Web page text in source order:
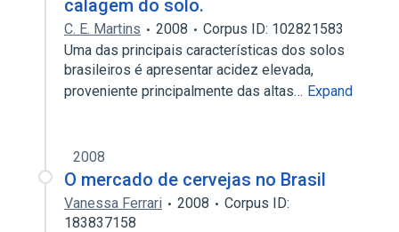
calagem do solo.
C. E. Martins 2008
Corpus ID: 102821583
Uma das principais características dos solos
brasileiros é apresentar acidez elevada,
proveniente principalmente das altas… Expand
2008
O mercado de cervejas no Brasil
Vanessa Ferrari 2008
Corpus ID:
183837158